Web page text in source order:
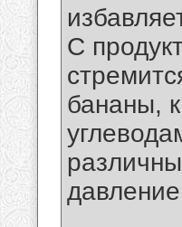
С
бананы,